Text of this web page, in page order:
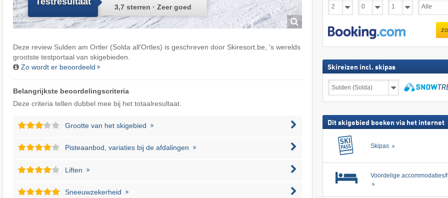
3,7 sterren · Zeer goed
Deze review Sulden am Ortler (Solda all'Ortles) is geschreven door Skiresort.be, 's werelds
grootste testportaal van skigebieden.
Zo wordt er beoordeeld
Belangrijkste beoordelingscriteria
Deze criteria tellen dubbel mee bij het totaalresultaat.
Grootte van het skigebied
Pisteaanbod, variaties bij de afdalingen
Liften
Sneeuwzekerheid
Skireizen incl. skipas
incl.
Dit skigebied boeken via het internet
Skipas
Voordelige accommodaties/